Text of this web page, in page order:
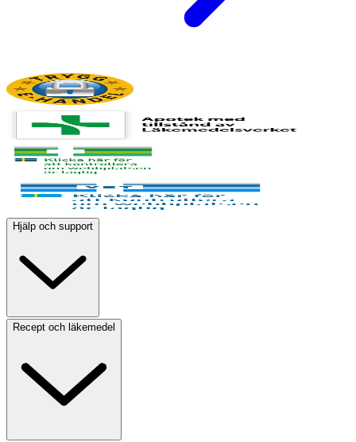
Hjälp och support
Recept och läkemedel